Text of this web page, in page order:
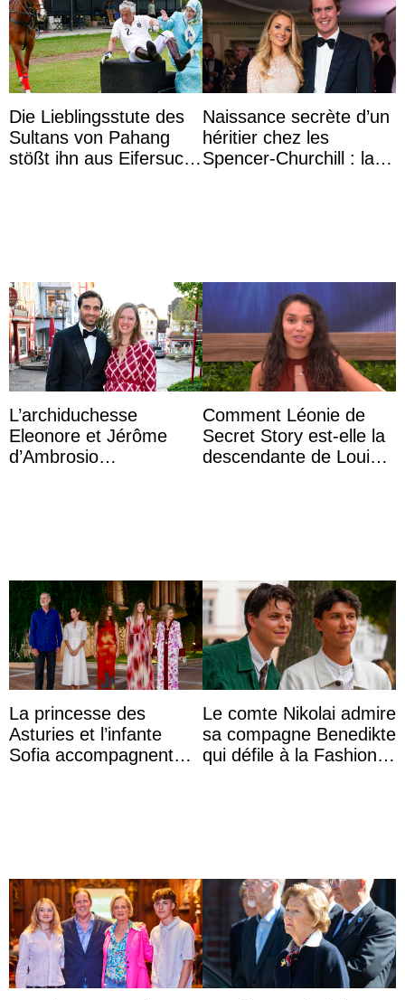
Die Lieblingsstute des
Sultans von Pahang
stößt ihn aus Eifersucht
Naissance secrète d’un
héritier chez les
Spencer-Churchill : la
L’archiduchesse
Eleonore et Jérôme
d’Ambrosio
Comment Léonie de
Secret Story est-elle la
descendante de Louis
La princesse des
Asturies et l’infante
Sofia accompagnent
Le comte Nikolai admire
sa compagne Benedikte
qui défile à la Fashion